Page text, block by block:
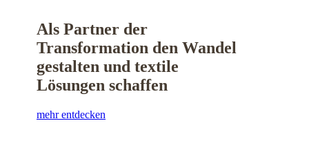
Als Partner der
Transformation den Wandel
gestalten und textile
Lösungen schaffen
mehr entdecken